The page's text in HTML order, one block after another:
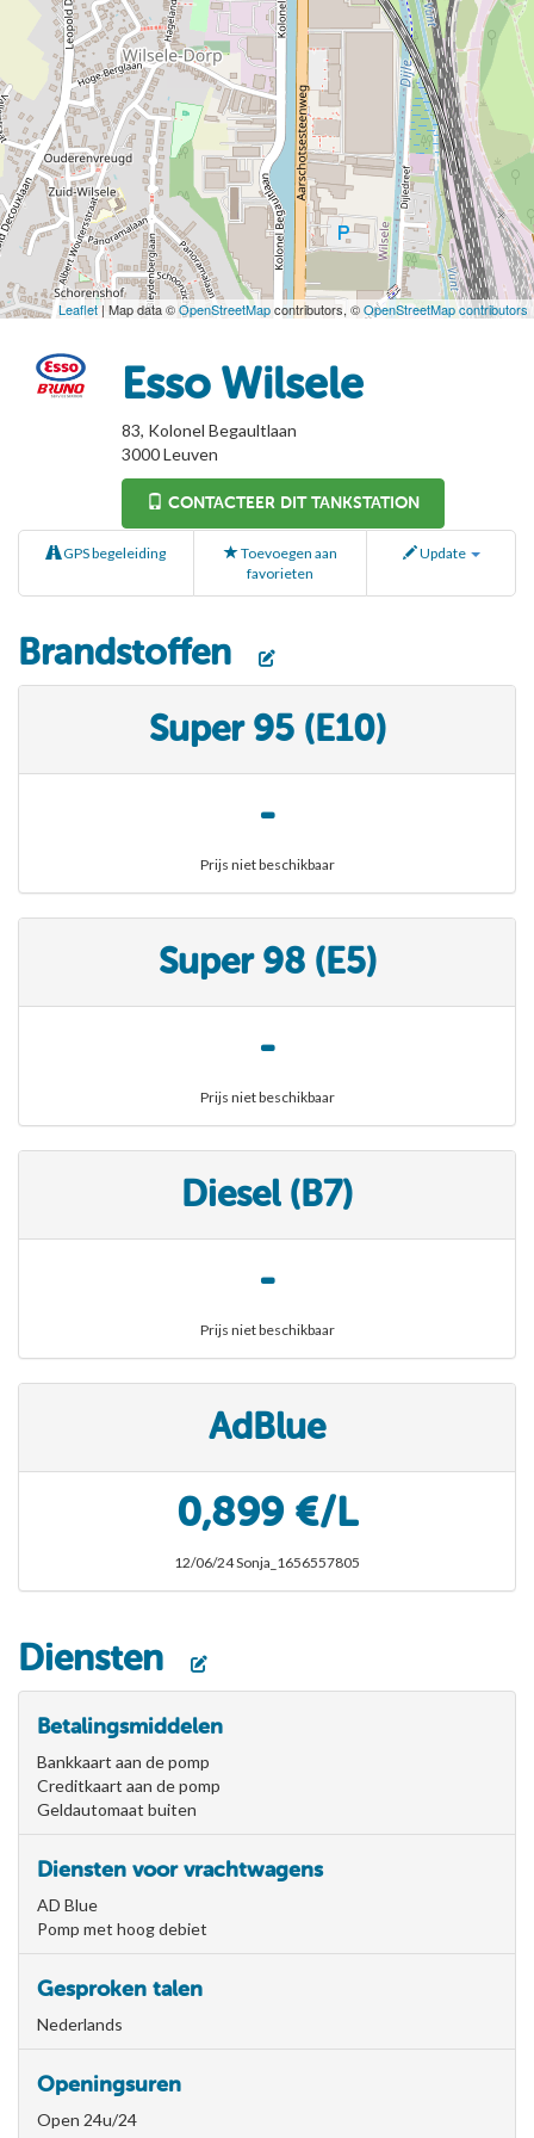
Leaflet| Map data ©OpenStreetMapcontributors, ©OpenStreetMap contributors
Esso Wilsele
83, Kolonel Begaultlaan
3000Leuven
CONTACTEER DIT TANKSTATION
GPS begeleiding
Toevoegen aan
favorieten
Update
Brandstoffen
Super 95 (E10)
-
Prijs niet beschikbaar
Super 98 (E5)
-
Prijs niet beschikbaar
Diesel (B7)
-
Prijs niet beschikbaar
AdBlue
0,899 €/L
12/06/24 Sonja_1656557805
Diensten
Betalingsmiddelen
Bankkaart aan de pomp
Creditkaart aan de pomp
Geldautomaat buiten
Diensten voor vrachtwagens
AD Blue
Pomp met hoog debiet
Gesproken talen
Nederlands
Openingsuren
Open 24u/24